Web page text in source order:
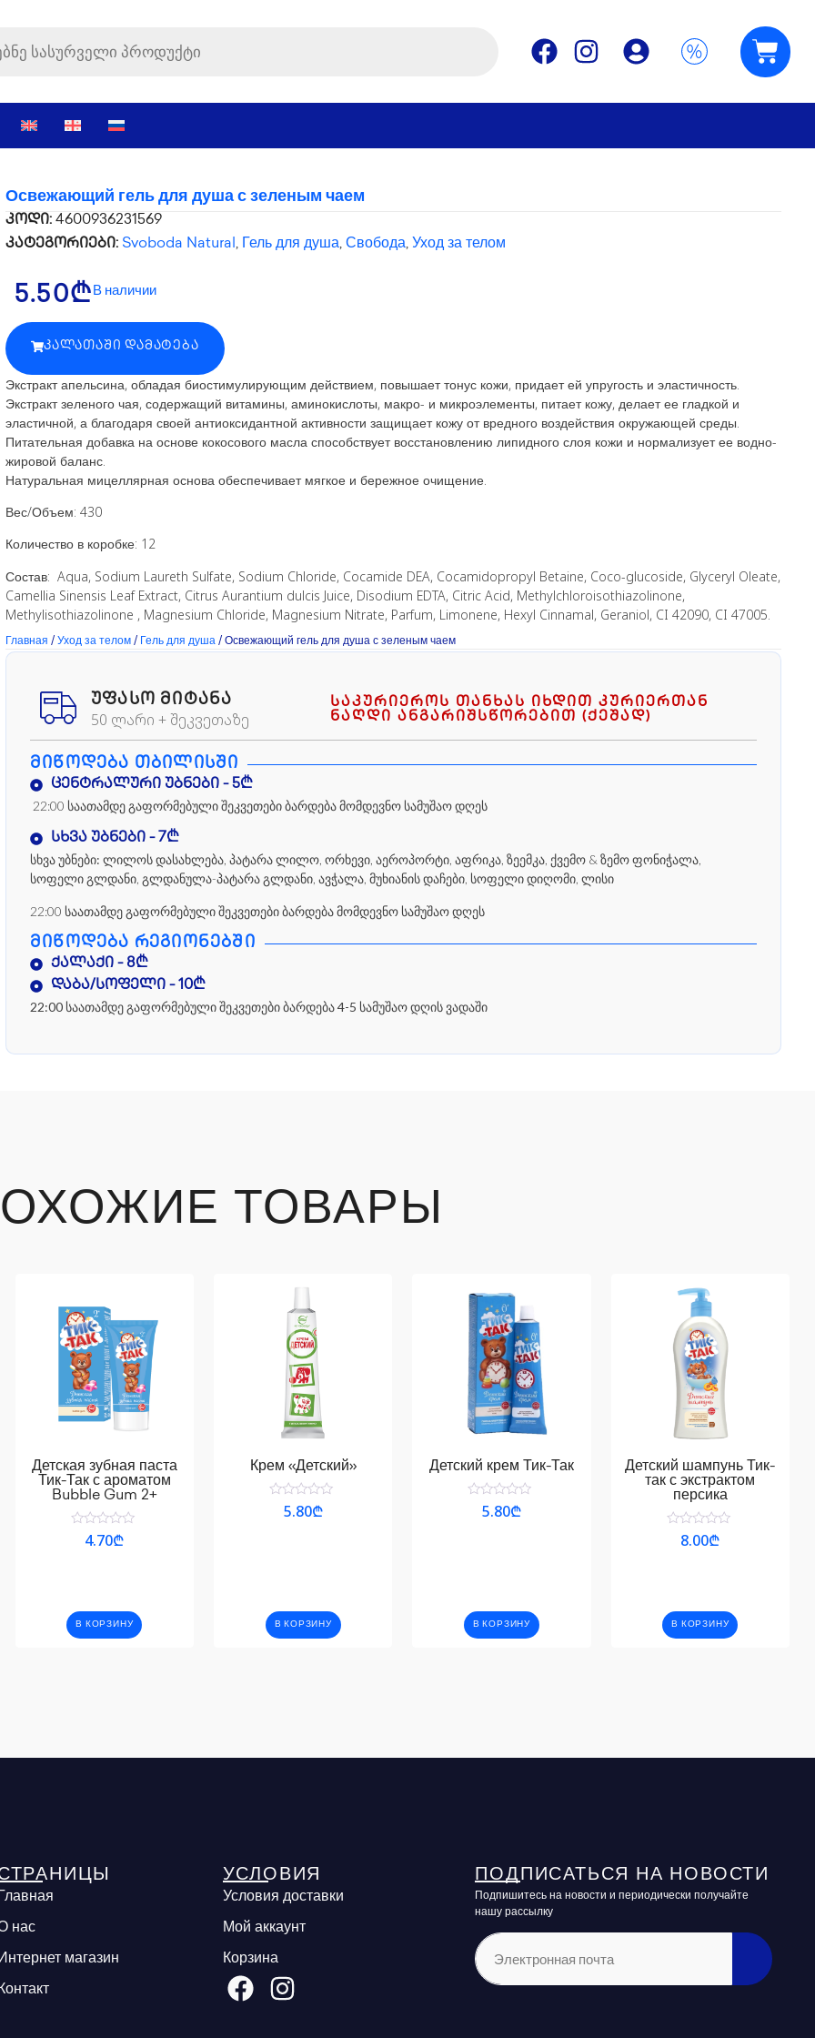
Освежающий гель для душа с зеленым чаем
კოდი: 4600936231569
კატეგორიები: Svoboda Natural, Гель для душа, Свобода, Уход за телом
5.50₾В наличии
ᲙᲐᲚᲐᲗᲐᲨᲘ ᲓᲐᲛᲐᲢᲔᲑᲐ
Экстракт апельсина, обладая биостимулирующим действием, повышает тонус кожи, придает ей упругость и эластичность.
Экстракт зеленого чая, содержащий витамины, аминокислоты, макро- и микроэлементы, питает кожу, делает ее гладкой и
эластичной, а благодаря своей антиоксидантной активности защищает кожу от вредного воздействия окружающей среды.
Питательная добавка на основе кокосового масла способствует восстановлению липидного слоя кожи и нормализует ее водно-
жировой баланс.
Натуральная мицеллярная основа обеспечивает мягкое и бережное очищение.
Вес/Объем: 430
Количество в коробке: 12
Состав: Aqua, Sodium Laureth Sulfate, Sodium Chloride, Cocamide DEA, Cocamidopropyl Betaine, Coco-glucoside, Glyceryl Oleate,
Camellia Sinensis Leaf Extract, Citrus Aurantium dulcis Juice, Disodium EDTA, Citric Acid, Methylchloroisothiazolinone,
Methylisothiazolinone , Magnesium Chloride, Magnesium Nitrate, Parfum, Limonene, Hexyl Cinnamal, Geraniol, CI 42090, CI 47005.
Главная / Уход за телом / Гель для душа / Освежающий гель для душа с зеленым чаем
ᲣᲤᲐᲡᲝ ᲛᲘᲢᲐᲜᲐ
50 ლარი + შეკვეთაზე
საკურიეროს თანხას იხდით კურიერთან
ნაღდი ანგარიშსწორებით (ქეშად)
ᲛᲘᲬᲝᲓᲔᲑᲐ ᲗᲑᲘᲚᲘᲡᲨᲘ
ცენტრალური უბნები - 5₾
22:00 საათამდე გაფორმებული შეკვეთები ბარდება მომდევნო სამუშაო დღეს
სხვა უბნები - 7₾
სხვა უბნები: ლილოს დასახლება, პატარა ლილო, ორხევი, აეროპორტი, აფრიკა, ზეემკა, ქვემო & ზემო ფონიჭალა,
სოფელი გლდანი, გლდანულა-პატარა გლდანი, ავჭალა, მუხიანის დაჩები, სოფელი დიღომი, ლისი
22:00 საათამდე გაფორმებული შეკვეთები ბარდება მომდევნო სამუშაო დღეს
ᲛᲘᲬᲝᲓᲔᲑᲐ ᲠᲔᲒᲘᲝᲜᲔᲑᲨᲘ
ქალაქი - 8₾
დაბა/სოფელი - 10₾
22:00 საათამდე გაფორმებული შეკვეთები ბარდება 4-5 სამუშაო დღის ვადაში
ТОВАРЫ
Детская зубная паста
Тик-Так с ароматом
Bubble Gum 2+
Оценка
4.70₾
В КОРЗИНУ
Крем «Детский»
Оценка
5.80₾
В КОРЗИНУ
Детский крем Тик-Так
Оценка
5.80₾
В КОРЗИНУ
Детский шампунь Тик-
так с экстрактом
персика
Оценка
8.00₾
В КОРЗИНУ
нас
магазин
УСЛОВИЯ
Условия доставки
Мой аккаунт
Корзина
ПОДПИСАТЬСЯ НА НОВОСТИ
Подпишитесь на новости и периодически получайте
нашу рассылку